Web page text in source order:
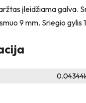
įleidžiama galva.
9 mm. Sriegio
0.04344